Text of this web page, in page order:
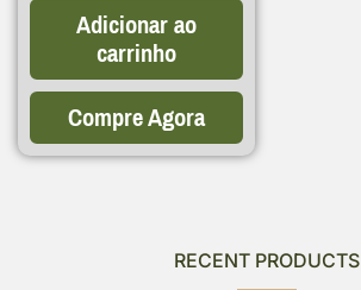
Adicionar ao
carrinho
Compre Agora
RECENT PRODUCTS